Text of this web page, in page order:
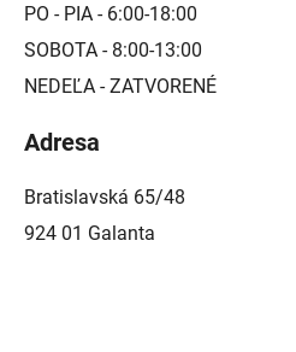
PO - PIA - 6:00-18:00
SOBOTA - 8:00-13:00
NEDEĽA - ZATVORENÉ
Adresa
Bratislavská 65/48
924 01 Galanta